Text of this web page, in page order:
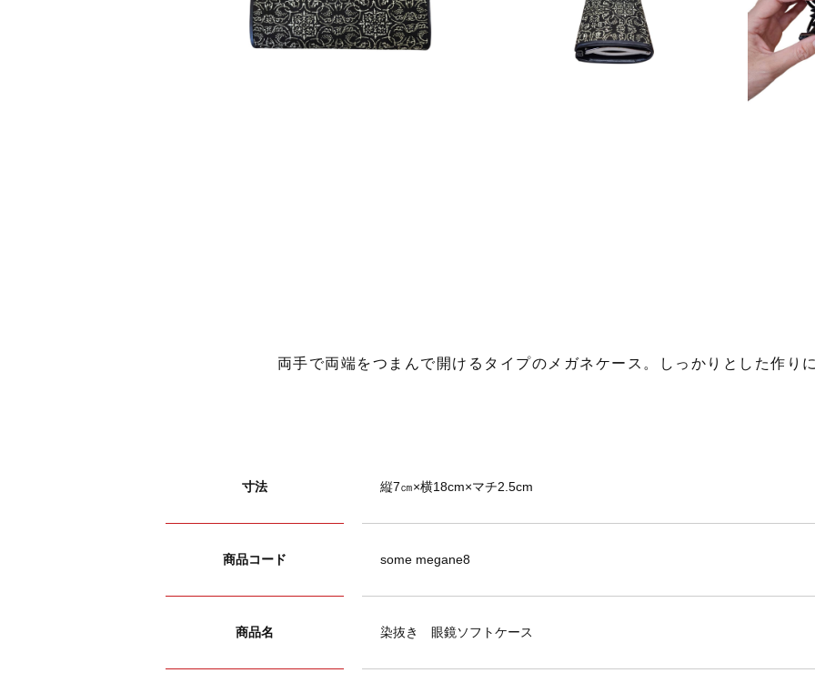
両手で両端をつまんで開けるタイプのメガネケース。しっかりとした作り
寸法 縦7㎝×横18cm×マチ2.5cm
商品コード some megane8
商品名 染抜き 眼鏡ソフトケース